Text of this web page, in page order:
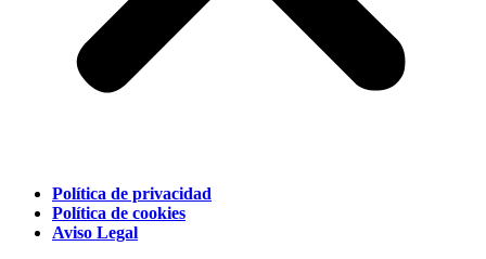
Política de privacidad
Política de cookies
Aviso Legal